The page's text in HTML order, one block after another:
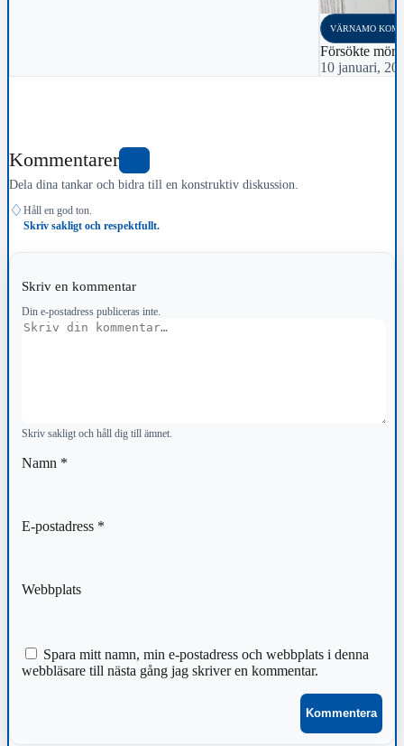
VÄRNAMO
Försökte
10 januari,
Kommentarer
Dela dina tankar och bidra till en konstruktiv diskussion.
♢ Håll en god ton.
Skriv sakligt och respektfullt.
Skriv en kommentar
Din e-postadress publiceras inte.
Kommentar
Skriv sakligt och håll dig till ämnet.
Namn *
E-postadress *
Webbplats
Spara mitt namn, min e-postadress och webbplats i denna
webbläsare till nästa gång jag skriver en kommentar.